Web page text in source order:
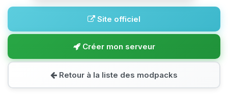
Site officiel
Créer mon serveur
Retour à la liste des modpacks